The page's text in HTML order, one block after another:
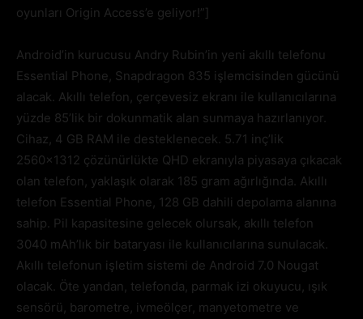
oyunları Origin Access’e geliyor!”]
Android’in kurucusu Andry Rubin’in yeni akıllı telefonu
Essential Phone, Snapdragon 835 işlemcisinden gücünü
alacak. Akıllı telefon, çerçevesiz ekranı ile kullanıcılarına
yüzde 85’lik bir dokunmatik alan sunmaya hazırlanıyor.
Cihaz, 4 GB RAM ile desteklenecek. 5.71 inç’lik
2560×1312 çözünürlükte QHD ekranıyla piyasaya çıkacak
olan telefon, yaklaşık olarak 185 gram ağırlığında. Akıllı
telefon Essential Phone, 128 GB dahili depolama alanına
sahip. Pil kapasitesine gelecek olursak, akıllı telefon
3040 mAh’lık bir bataryası ile kullanıcılarına sunulacak.
Akıllı telefonun işletim sistemi de Android 7.0 Nougat
olacak. Öte yandan, telefonda, parmak izi okuyucu, ışık
sensörü, barometre, ivmeölçer, manyetometre ve